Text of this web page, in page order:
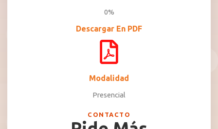
0%
Descargar En PDF
Modalidad
Presencial
CONTACTO